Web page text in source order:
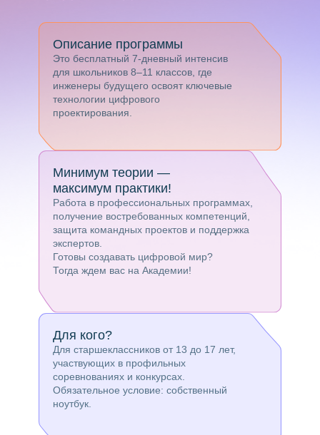
Описание программы
Это бесплатный 7-дневный интенсив
для школьников 8–11 классов, где
инженеры будущего освоят ключевые
технологии цифрового
проектирования.
Минимум теории —
максимум практики!
Работа в профессиональных программах,
получение востребованных компетенций,
защита командных проектов и поддержка
экспертов.
Готовы создавать цифровой мир?
Тогда ждем вас на Академии!
Для кого?
Для старшеклассников от 13 до 17 лет,
участвующих в профильных
соревнованиях и конкурсах.
Обязательное условие: собственный
ноутбук.